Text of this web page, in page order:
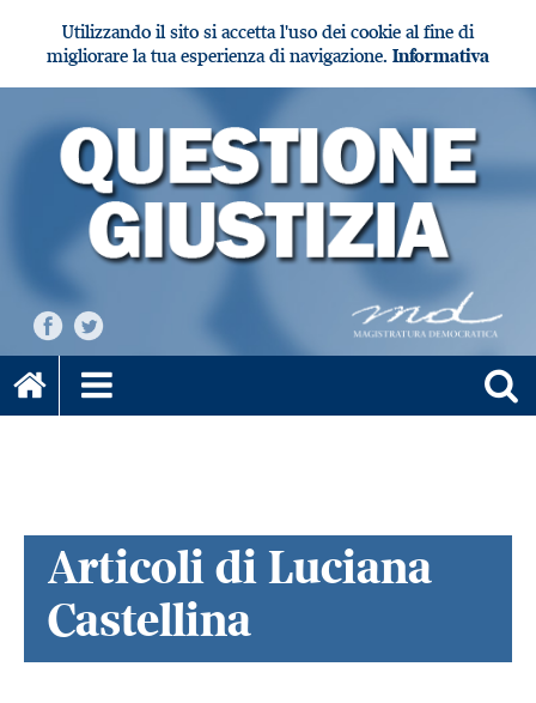
Utilizzando il sito si accetta l'uso dei cookie al fine di
migliorare la tua esperienza di navigazione. Informativa
Articoli di Luciana
Castellina